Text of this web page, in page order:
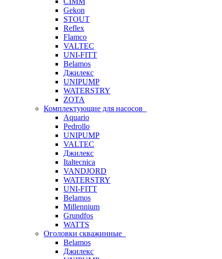
Gekon
STOUT
Reflex
Flamco
VALTEC
UNI-FITT
Belamos
Джилекс
UNIPUMP
WATERSTRY
ZOTA
Комплектующие для насосов
Aquario
Pedrollo
UNIPUMP
VALTEC
Джилекс
Italtecnica
VANDJORD
WATERSTRY
UNI-FITT
Belamos
Millennium
Grundfos
WATTS
Оголовки скважинные
Belamos
Джилекс